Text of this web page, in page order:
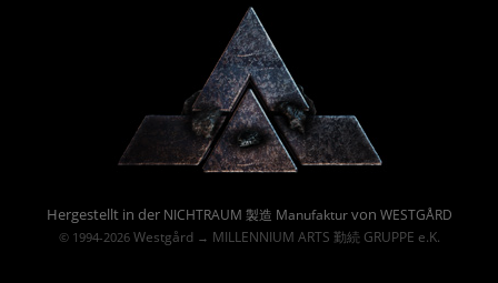
Hergestellt in der NICHTRAUM 製造 Manufakturvon WESTGÅRD
© 1994-2026 Westgård→ MILLENNIUM ARTS 勤続 GRUPPE e.K.
Powered By :